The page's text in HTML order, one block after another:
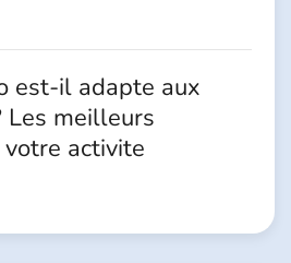
est-il adapte aux
Les meilleurs
activite